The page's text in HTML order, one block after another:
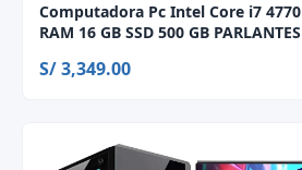
Computadora Pc Intel Core i7 4770 Monitor 24 fhd'
RAM 16 GB SSD 500 GB PARLANTES
S/ 3,349.00